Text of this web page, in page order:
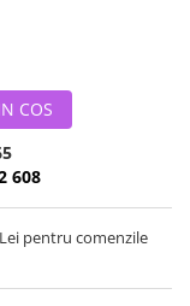
COS
608
Lei pentru comenzile